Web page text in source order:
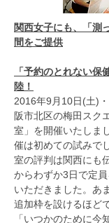
関西女子にも、「測
間をご提供
「予約のとれない保
陸！
2016年9月10日(土)
阪市北区の梅田スク
室」を開催いたしま
催は初めての試みで
室の評判は関西にも
からわずか3日で定
いただきました。あ
追加枠を設けるほど
「いつかのために今